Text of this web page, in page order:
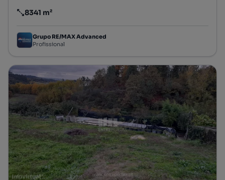
Preço por metro quadrado
8341 m²
Grupo RE/MAX Advanced
Profissional